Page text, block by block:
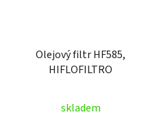
Olejový filtr HF585,
HIFLOFILTRO
skladem